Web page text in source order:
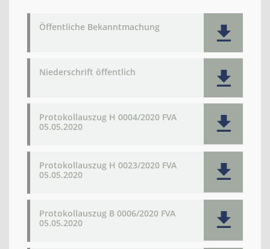
Öffentliche Bekanntmachung
Niederschrift öffentlich
Protokollauszug H 0004/2020 FVA
05.05.2020
Protokollauszug H 0023/2020 FVA
05.05.2020
Protokollauszug B 0006/2020 FVA
05.05.2020